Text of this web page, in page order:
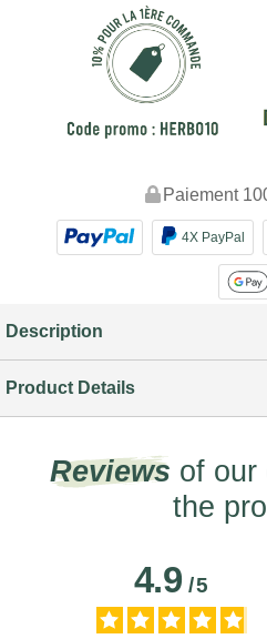
Paiement
4X PayPal
Description
Product Details
Reviews of our
the
4.9/5